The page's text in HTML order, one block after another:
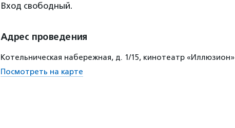
Вход свободный.
Адрес проведения
Котельническая набережная, д. 1/15, кинотеатр «Иллюзион»
Посмотреть на карте